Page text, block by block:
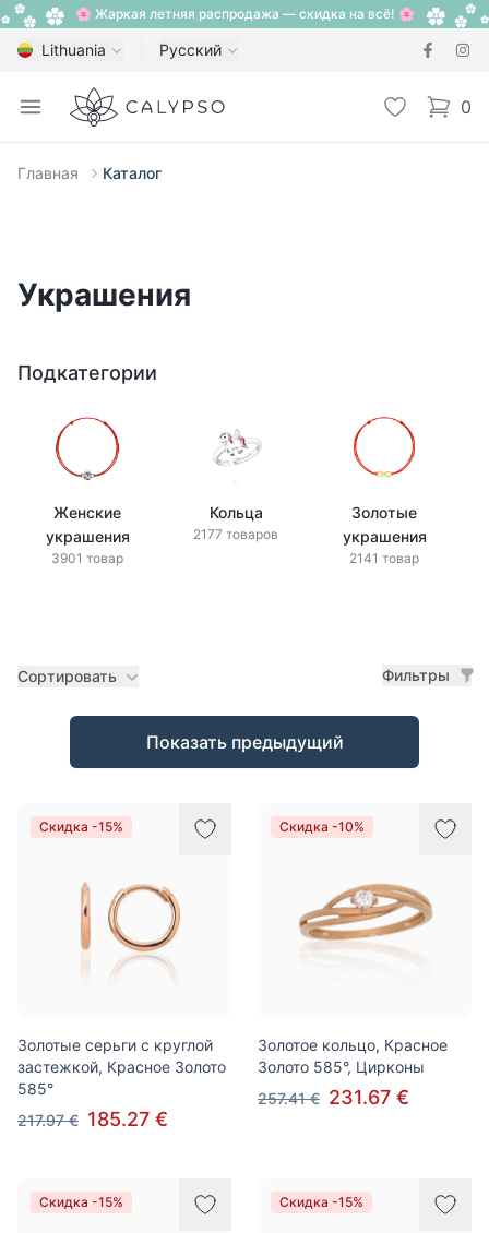
🌸 Жаркая летняя распродажа — скидка на всё! 🌸
Lithuania Русский
Open menu
Calypso Избранное
0
items
Главная Каталог
Украшения
Подкатегории
Женские
украшения
3901 товар
Кольца
2177 товаров
Золотые
украшения
2141 товар
Сортировать Фильтры
Товары
Показать предыдущий
Скидка -15%
Золотые серьги с круглой
застежкой, Красное Золото
585°
217.97 € 185.27 €
Скидка -10%
Золотое кольцо, Красное
Золото 585°, Цирконы
257.41 € 231.67 €
Скидка -15% Скидка -15%